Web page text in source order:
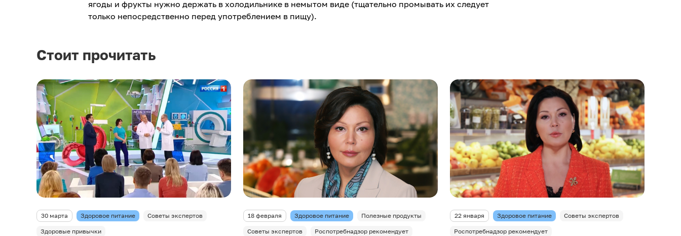
ягоды и фрукты нужно держать в холодильнике в немытом виде (тщательно промывать их следует
только непосредственно перед употреблением в пищу).
Стоит прочитать
30 марта Здоровое питание Советы экспертов
Здоровые привычки
18 февраля Здоровое питание Полезные продукты
Советы экспертов Роспотребнадзор рекомендует
22 января Здоровое питание Советы экспертов
Роспотребнадзор рекомендует